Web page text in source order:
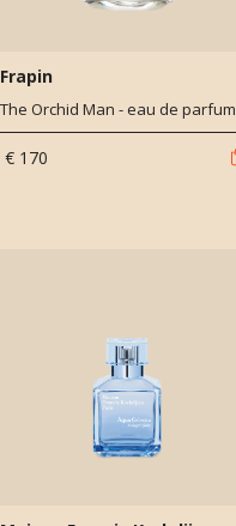
Frapin
The Orchid Man - eau de parfum
€ 170